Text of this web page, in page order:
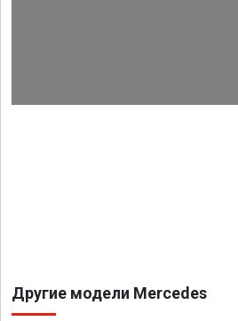
Другие модели Mercedes